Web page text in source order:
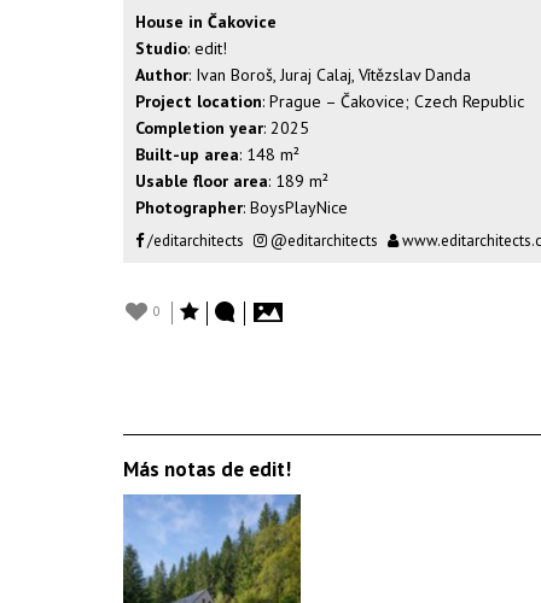
House in Čakovice
Studio: edit!
Author: Ivan Boroš, Juraj Calaj, Vítězslav Danda
Project location: Prague – Čakovice; Czech Republic
Completion year: 2025
Built-up area: 148 m²
Usable floor area: 189 m²
Photographer: BoysPlayNice
/editarchitects @editarchitects
0
Más notas de edit!